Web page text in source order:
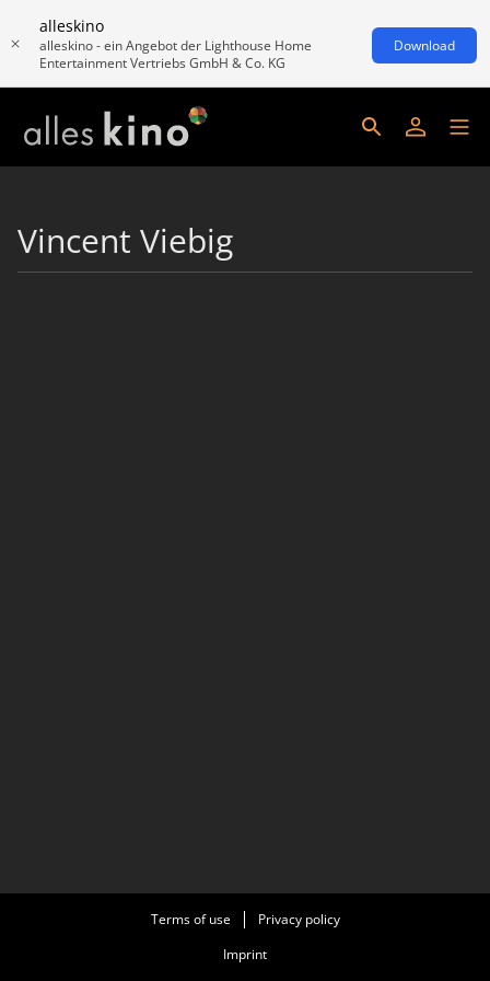
alleskino
alleskino - ein Angebot der Lighthouse Home
Entertainment Vertriebs GmbH & Co. KG
Download
Vincent Viebig
Terms of use
Privacy policy
Imprint